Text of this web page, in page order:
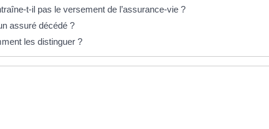
t-il pas le versement de l’assurance-vie ?
assuré décédé ?
les distinguer ?